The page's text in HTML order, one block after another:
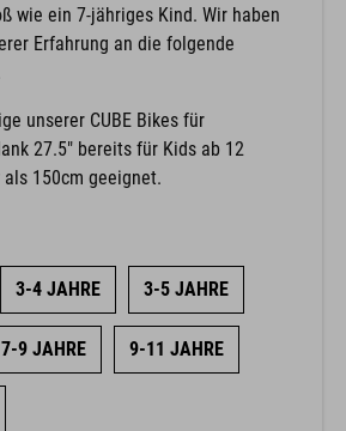
wie ein 7-jähriges Kind. Wir haben
Erfahrung an die folgende
unserer CUBE Bikes für
27.5" bereits für Kids ab 12
150cm geeignet.
3-4 JAHRE 3-5 JAHRE
7-9 JAHRE 9-11 JAHRE